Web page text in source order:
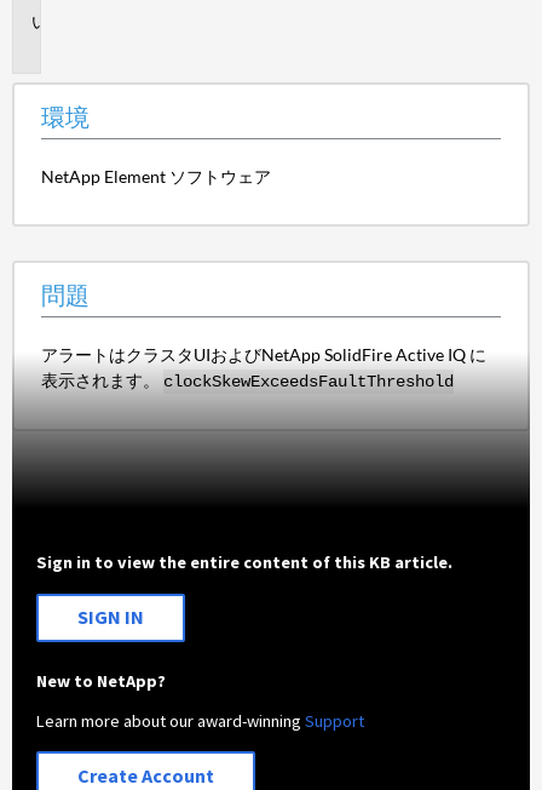
環境
NetApp Element ソフトウェア
問題
アラートはクラスタUIおよびNetApp SolidFire Active IQ に
表示されます。 clockSkewExceedsFaultThreshold
Sign in to view the entire content of this KB article.
SIGN IN
New to NetApp?
Learn more about our award-winningSupport
Create Account